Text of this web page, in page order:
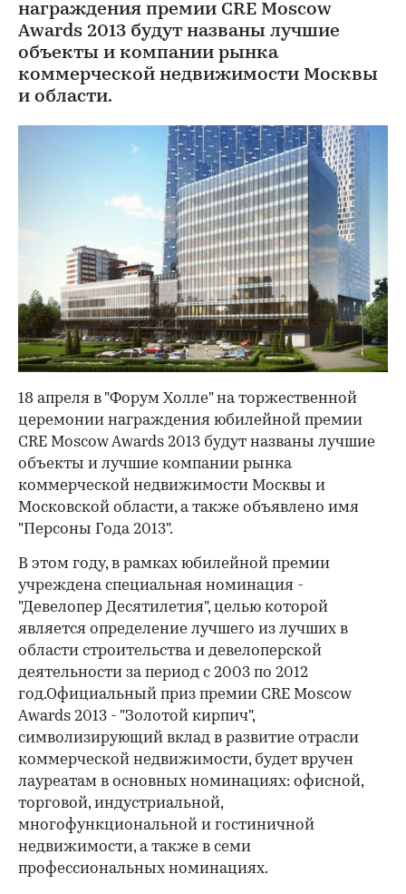
награждения премии CRE Moscow
Awards 2013 будут названы лучшие
объекты и компании рынка
коммерческой недвижимости Москвы
и области.
18 апреля в "Форум Холле" на торжественной
церемонии награждения юбилейной премии
CRE Moscow Awards 2013 будут названы лучшие
объекты и лучшие компании рынка
коммерческой недвижимости Москвы и
Московской области, а также объявлено имя
"Персоны Года 2013".
В этом году, в рамках юбилейной премии
учреждена специальная номинация -
"Девелопер Десятилетия", целью которой
является определение лучшего из лучших в
области строительства и девелоперской
деятельности за период с 2003 по 2012
год.Официальный приз премии CRE Moscow
Awards 2013 - "Золотой кирпич",
символизирующий вклад в развитие отрасли
коммерческой недвижимости, будет вручен
лауреатам в основных номинациях: офисной,
торговой, индустриальной,
многофункциональной и гостиничной
недвижимости, а также в семи
профессиональных номинациях.